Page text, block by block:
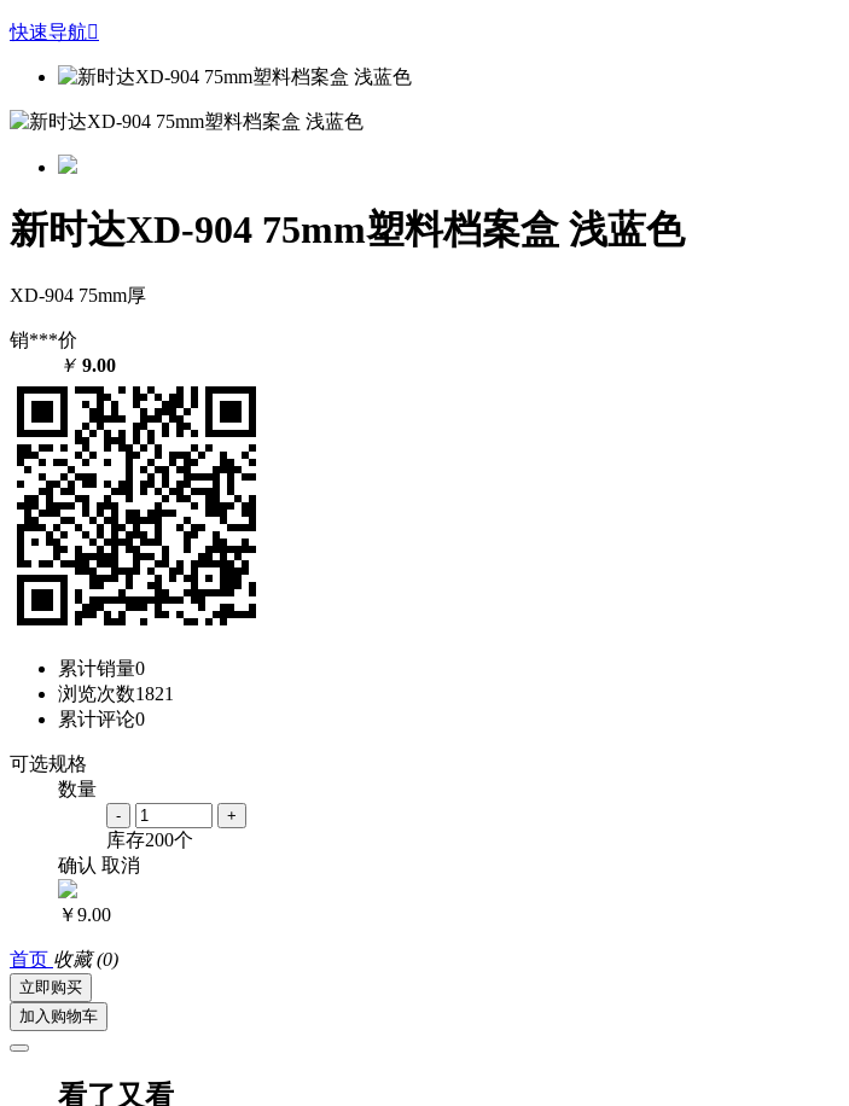
快速导航
新时达XD-904 75mm塑料档案盒 浅蓝色
XD-904 75mm厚
销***价
￥ 9.00
累计销量0
浏览次数1821
累计评论0
可选规格
数量
- +
库存200个
确认 取消
￥9.00
首页 收藏 (0)
立即购买
加入购物车
看了又看